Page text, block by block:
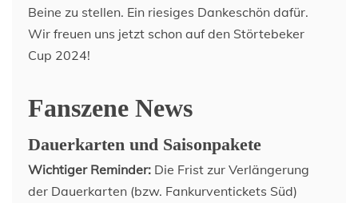
Beine zu stellen. Ein riesiges Dankeschön dafür.
Wir freuen uns jetzt schon auf den Störtebeker
Cup 2024!
Fanszene News
Dauerkarten und Saisonpakete
Wichtiger Reminder: Die Frist zur Verlängerung
der Dauerkarten (bzw. Fankurventickets Süd)